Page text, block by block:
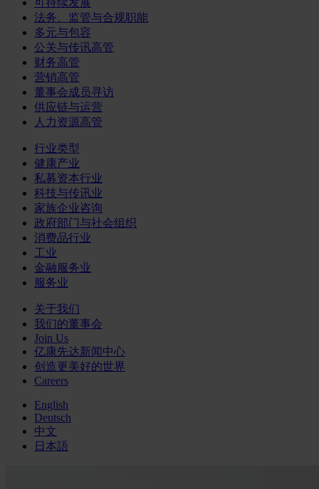
可持续发展
法务、监管与合规职能
多元与包容
公关与传讯高管
财务高管
营销高管
董事会成员寻访
供应链与运营
人力资源高管
行业类型
健康产业
私募资本行业
科技与传讯业
家族企业咨询
政府部门与社会组织
消费品行业
工业
金融服务业
服务业
关于我们
我们的董事会
Join Us
亿康先达新闻中心
创造更美好的世界
Careers
English
Deutsch
中文
日本語